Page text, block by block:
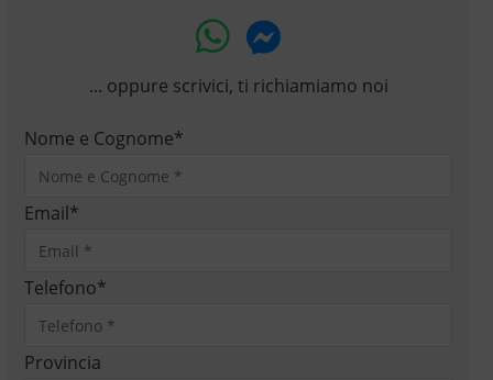
... oppure scrivici, ti richiamiamo noi
Nome e Cognome*
Email*
Telefono*
Provincia